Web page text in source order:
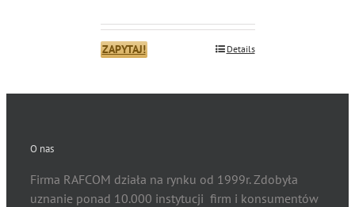
ZAPYTAJ! Details
O nas
Firma RAFCOM działa na rynku od 1999r. Zdobyła
uznanie ponad 10.000 instytucji firm i konsumentów